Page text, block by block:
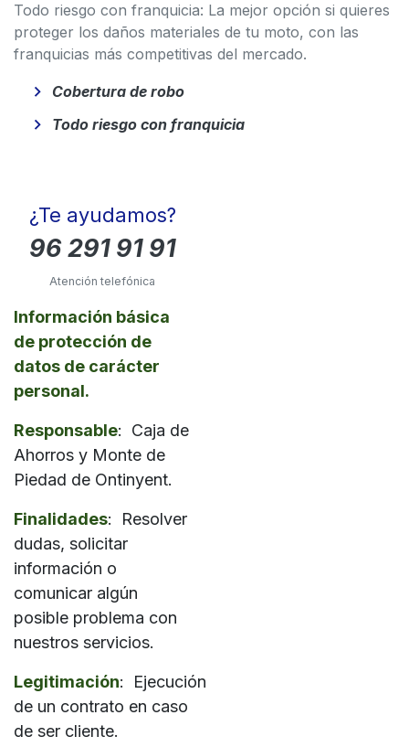
Todo riesgo con franquicia: La mejor opción si quieres
proteger los daños materiales de tu moto, con las
franquicias más competitivas del mercado.
Cobertura de robo
Todo riesgo con franquicia
¿Te ayudamos?
96 291 91 91
Atención telefónica
Información básica
de protección de
datos de carácter
personal.
Responsable: Caja de
Ahorros y Monte de
Piedad de Ontinyent.
Finalidades: Resolver
dudas, solicitar
información o
comunicar algún
posible problema con
nuestros servicios.
Legitimación: Ejecución
de un contrato en caso
de ser cliente.